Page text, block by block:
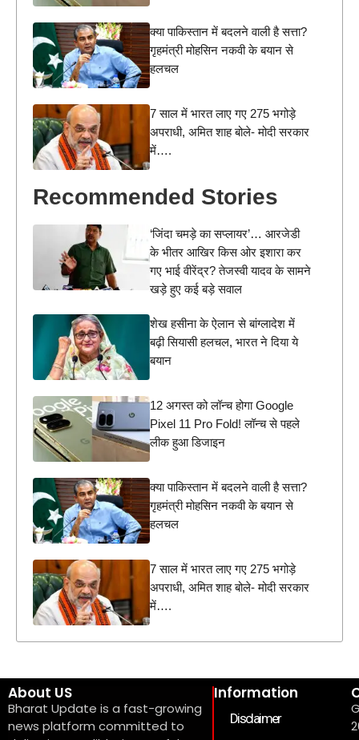
क्या पाकिस्तान में बदलने वाली है सत्ता?
गृहमंत्री मोहसिन नकवी के बयान से
हलचल
7 साल में भारत लाए गए 275 भगोड़े
अपराधी, अमित शाह बोले- मोदी सरकार
में….
Recommended Stories
‘जिंदा चमड़े का सप्लायर’… आरजेडी
के भीतर आखिर किस ओर इशारा कर
गए भाई वीरेंद्र? तेजस्वी यादव के सामने
खड़े हुए कई बड़े सवाल
शेख हसीना के ऐलान से बांग्लादेश में
बढ़ी सियासी हलचल, भारत ने दिया ये
बयान
12 अगस्त को लॉन्च होगा Google
Pixel 11 Pro Fold! लॉन्च से पहले
लीक हुआ डिजाइन
क्या पाकिस्तान में बदलने वाली है सत्ता?
गृहमंत्री मोहसिन नकवी के बयान से
हलचल
7 साल में भारत लाए गए 275 भगोड़े
अपराधी, अमित शाह बोले- मोदी सरकार
में….
About US
Bharat Update is a fast-growing
news platform committed to
Information
Disclaimer